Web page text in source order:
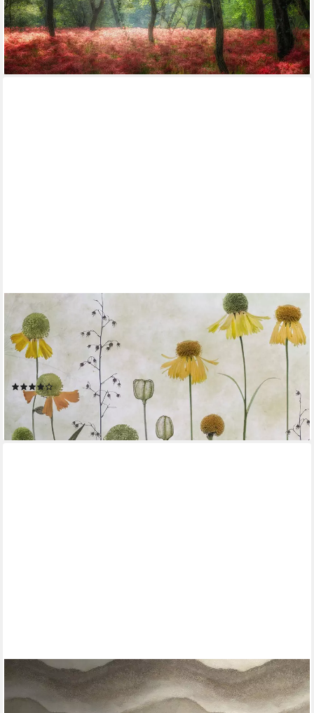
Tapetenkleister, 7578), Blumen im Wald
ab 16,99 € UVP24,90 €
-32%
lieferbar - in 3-4 Werktagen bei dir
Fototapete Blumen Helenium Blüten Blumentapete Floral Natur
Vintage Kunst Gelb, Glatt, Matt, (Vliestapete inkl. Kleister oder
selbstklebend), Wohnzimmer Schlafzimmer Küche Flur
Motivtapete Vliestapete Wandtapete
(13)
ab 19,99 €
(21,73 €/ 1 qm)
lieferbar - in 4-5 Werktagen bei dir
LIVING WALLS
Fototapete The Wall 4 Structures – Sanfte Marmorlandschaft
Vlies-Fototapete, leicht strukturiert, Steinoptik, matt,